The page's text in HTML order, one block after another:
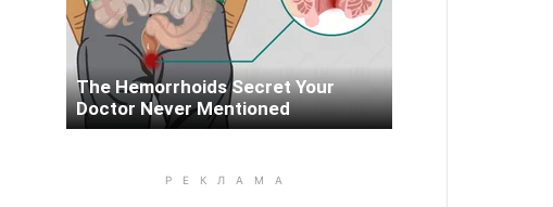
The Hemorrhoids Secret Your
Doctor Never Mentioned